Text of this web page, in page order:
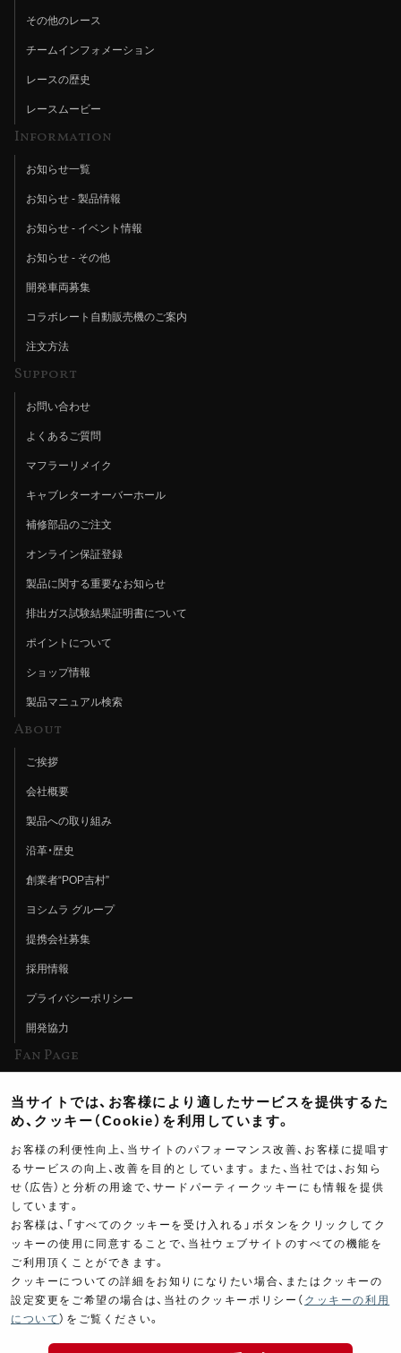
その他のレース
チームインフォメーション
レースの歴史
レースムービー
Information
お知らせ一覧
お知らせ - 製品情報
お知らせ - イベント情報
お知らせ - その他
開発車両募集
コラボレート自動販売機のご案内
注文方法
Support
お問い合わせ
よくあるご質問
マフラーリメイク
キャブレターオーバーホール
補修部品のご注文
オンライン保証登録
製品に関する重要なお知らせ
排出ガス試験結果証明書について
ポイントについて
ショップ情報
製品マニュアル検索
About
ご挨拶
会社概要
製品への取り組み
沿革・歴史
創業者“POP吉村”
ヨシムラ グループ
提携会社募集
採用情報
プライバシーポリシー
開発協力
Fan Page
ヨシムラTV
イベント情報
イベントスケジュール
ツーリングブレイクタイム
製品ポスター
当サイトでは、お客様により適したサービスを提供するた
め、クッキー（Cookie）を利用しています。
お客様の利便性向上、当サイトのパフォーマンス改善、お客様に提唱す
るサービスの向上、改善を目的としています。また、当社では、お知ら
せ（広告）と分析の用途で、サードパーティークッキーにも情報を提供
しています。
お客様は、「すべてのクッキーを受け入れる」ボタンをクリックしてク
ッキーの使用に同意することで、当社ウェブサイトのすべての機能を
ご利用頂くことができます。
クッキーについての詳細をお知りになりたい場合、またはクッキーの
設定変更をご希望の場合は、当社のクッキーポリシー（ クッキーの利用
について ）をご覧ください。